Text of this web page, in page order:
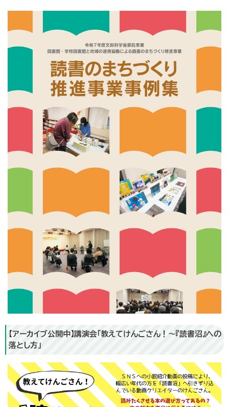
【アーカイブ公開中】講演会「教えてけんごさん！～『読書沼』への
落とし方」